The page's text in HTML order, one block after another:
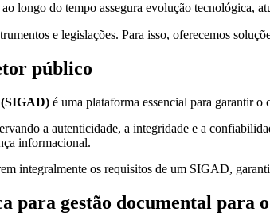
longo do tempo assegura evolução tecnológica,
e legislações. Para isso, oferecemos
público
(SIGAD) é uma plataforma essencial para garantir
a autenticidade, a integridade e a
informacional.
integralmente os requisitos de um SIGAD,
para gestão documental para